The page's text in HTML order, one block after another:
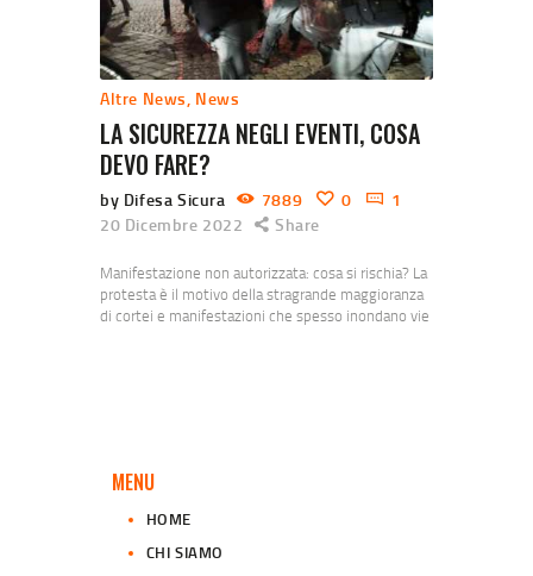
CONTATTACI
Altre News, News
LA SICUREZZA NEGLI EVENTI, COSA
DEVO FARE?
by Difesa Sicura 7889 0
1
20 Dicembre 2022
Share
Manifestazione non autorizzata: cosa si rischia? La
protesta è il motivo della stragrande maggioranza
di cortei e manifestazioni che spesso inondano vie
MENU
HOME
CHI SIAMO